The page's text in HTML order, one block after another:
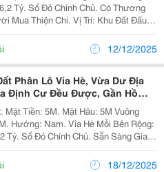
Chí. Vị Trí: Khu Đất Đấu
Long Biên Mới, Xung Quanh Dư Địa
Đẹp. Cách Đất 50M Là Dự Án...
12/12/2025
Phân Lô Vỉa Hè, Vừa Dư Địa
Định Cư Đều Được, Gần Hồ
Mặt Tiền: 5M. Mặt Hâu: 5M Vuông
Dư Địa Phát Triển Hạ...
18/12/2025